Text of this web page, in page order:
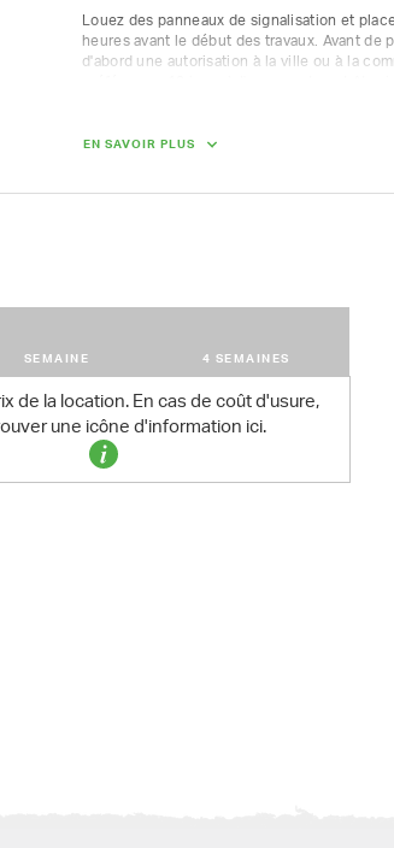
Louez des panneaux de signalisation et
heures avant le début des travaux. Avant de
d'abord une autorisation à la ville ou à la
bénéficiez d'une réduction de 30 %.
EN SAVOIR PLUS
SEMAINE 4 SEMAINES
de la location. En cas de coût d'usure,
une icône d'information ici.